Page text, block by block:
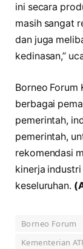
ini secara
masih sangat
dan juga
kedinasan,”
Borneo Forum
berbagai
pemerintah,
pemerintah,
rekomendasi
kinerja
keseluruhan.
Borneo Forum
Kementerian